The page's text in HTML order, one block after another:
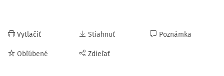
Vytlačiť
Obľúbené
Stiahnuť
Zdieľať
Poznámka